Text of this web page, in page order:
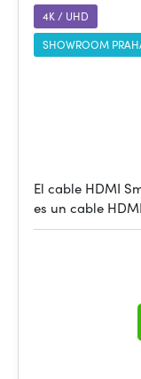
4K / UHD
SHOWROOM
El cable HDMI
es un cable